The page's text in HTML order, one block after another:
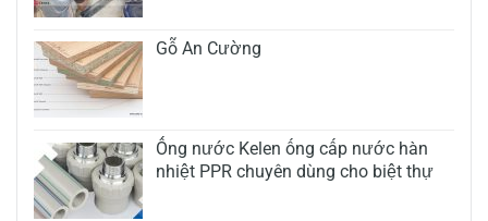
Gỗ An Cường
Ống nước Kelen ống cấp nước hàn
nhiệt PPR chuyên dùng cho biệt thự